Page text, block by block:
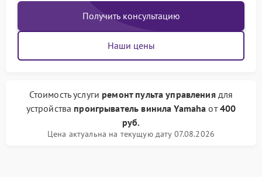
Получить консультацию
Наши цены
Стоимость услуги ремонт пульта управлениядля
устройства проигрыватель винила Yamaha от400
руб.
Цена актуальна на текущую дату 07.08.2026